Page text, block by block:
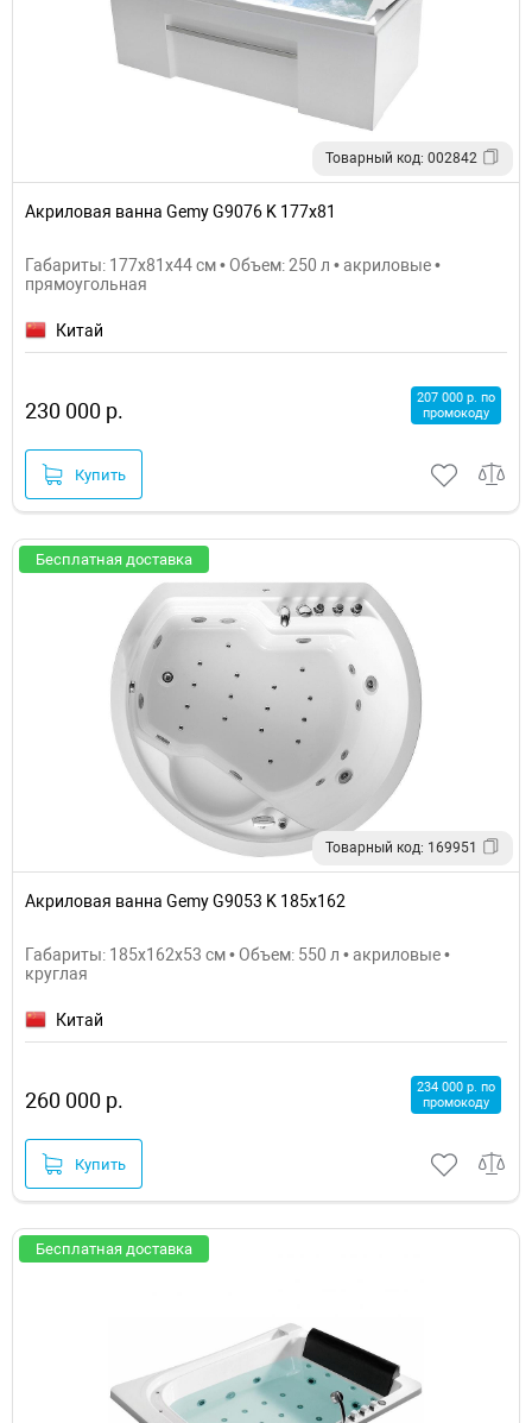
Товарный код: 002842
Акриловая ванна Gemy G9076 K 177х81
Габариты: 177x81x44 см • Объем: 250 л • акриловые •
прямоугольная
Китай
230 000 р.
207 000 р. по
промокоду
Купить
Бесплатная доставка
Товарный код: 169951
Акриловая ванна Gemy G9053 K 185х162
Габариты: 185x162x53 см • Объем: 550 л • акриловые •
круглая
Китай
260 000 р.
234 000 р. по
промокоду
Купить
Бесплатная доставка